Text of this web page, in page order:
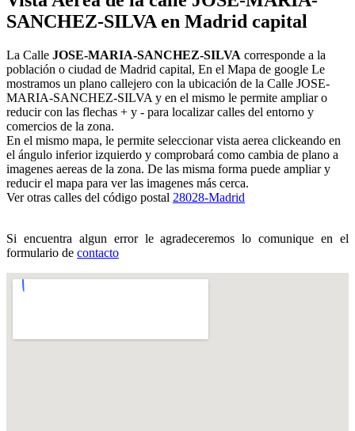
SANCHEZ-SILVA en Madrid capital
La Calle JOSE-MARIA-SANCHEZ-SILVA corresponde a la
población o ciudad de Madrid capital, En el Mapa de google Le
mostramos un plano callejero con la ubicación de la Calle JOSE-
MARIA-SANCHEZ-SILVA y en el mismo le permite ampliar o
reducir con las flechas + y - para localizar calles del entorno y
comercios de la zona.
En el mismo mapa, le permite seleccionar vista aerea clickeando en
el ángulo inferior izquierdo y comprobará como cambia de plano a
imagenes aereas de la zona. De las misma forma puede ampliar y
reducir el mapa para ver las imagenes más cerca.
Ver otras calles del código postal 28028-Madrid
Si encuentra algun error le agradeceremos lo comunique en el
formulario de contacto